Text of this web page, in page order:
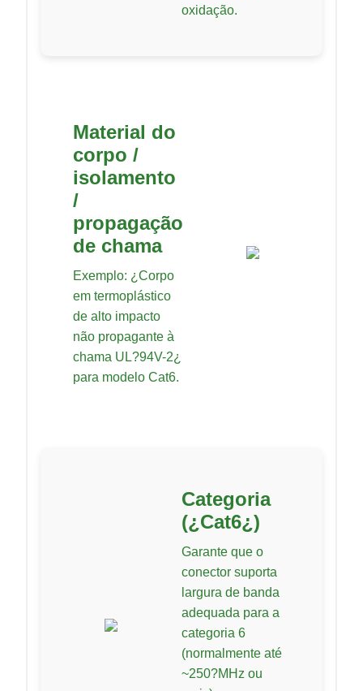
oxidação.
Material do
corpo /
isolamento
/
propagação
de chama
Exemplo: ¿Corpo
em termoplástico
de alto impacto
não propagante à
chama UL?94V-2¿
para modelo Cat6.
Categoria
(¿Cat6¿)
Garante que o
conector suporta
largura de banda
adequada para a
categoria 6
(normalmente até
~250?MHz ou